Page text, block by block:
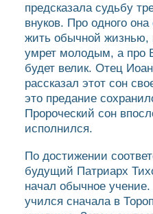
предсказала судьбу
внуков. Про одного
жить обычной жизнью,
умрет молодым, а про
будет велик. Отец
рассказал этот сон
это предание
Пророческий сон
исполнился.
По достижении
будущий Патриарх
начал обычное
учился сначала в